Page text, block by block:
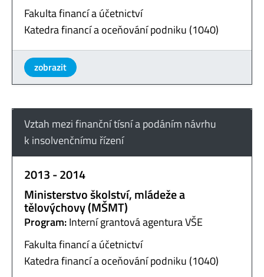
Fakulta financí a účetnictví
Katedra financí a oceňování podniku (1040)
zobrazit
Vztah mezi finanční tísní a podáním návrhu
k insolvenčnímu řízení
2013 - 2014
Ministerstvo školství, mládeže a
tělovýchovy (MŠMT)
Program:Interní grantová agentura VŠE
Fakulta financí a účetnictví
Katedra financí a oceňování podniku (1040)